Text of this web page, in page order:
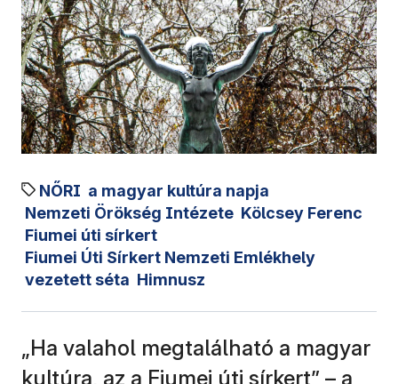
NŐRI a magyar kultúra napja
Nemzeti Örökség Intézete Kölcsey Ferenc
Fiumei úti sírkert
Fiumei Úti Sírkert Nemzeti Emlékhely
vezetett séta Himnusz
„Ha valahol megtalálható a magyar
kultúra, az a Fiumei úti sírkert” – a